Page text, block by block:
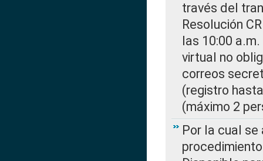
través del
Resolución
las 10:00
virtual no
correos
(registro
(máximo 2
Por la cual